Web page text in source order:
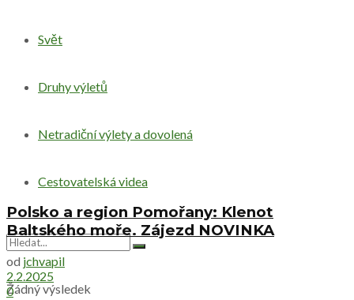
Svět
Druhy výletů
Netradiční výlety a dovolená
Cestovatelská videa
Žádný výsledek
Polsko a region Pomořany: Klenot
Baltského moře. Zájezd NOVINKA
od jchvapil
2.2.2025
0